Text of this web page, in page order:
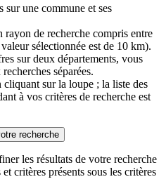
sur une commune et ses
rayon de recherche compris entre
sélectionnée est de 10 km).
sur deux départements, vous
séparées.
sur la loupe ; la liste des
à vos critères de recherche est
recherche
les résultats de votre recherche
critères présents sous les critères